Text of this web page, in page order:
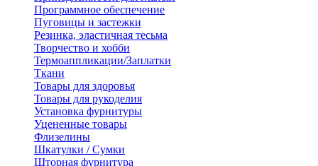
Программное обеспечение
Пуговицы и застежки
Резинка, эластичная тесьма
Творчество и хобби
Термоаппликации/Заплатки
Ткани
Товары для здоровья
Товары для рукоделия
Установка фурнитуры
Уцененные товары
Флизелины
Шкатулки / Сумки
Шторная фурнитура